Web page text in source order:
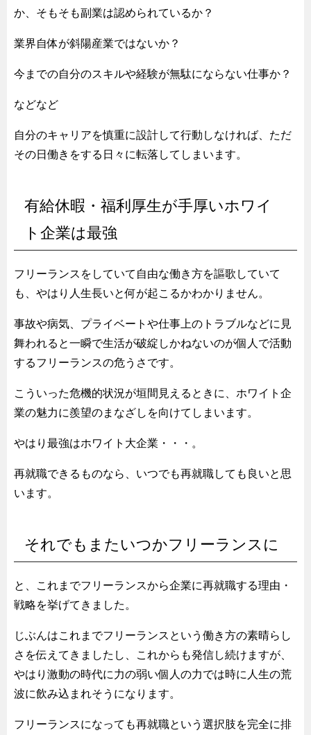
か、そもそも副業は認められているか？
業界自体が斜陽産業ではないか？
今までの自分のスキルや経験が無駄にならない仕事か？
などなど
自分のキャリアを慎重に設計して行動しなければ、ただ
その日働きをする日々に転落してしまいます。
有給休暇・福利厚生が手厚いホワイ
ト企業は最強
フリーランスをしていて自由な働き方を謳歌していて
も、やはり人生長いと何が起こるかわかりません。
事故や病気、プライベートや仕事上のトラブルなどに見
舞われると一瞬で生活が破綻しかねないのが個人で活動
するフリーランスの危うさです。
こういった危機的状況が垣間見えるときに、ホワイト企
業の魅力に羨望のまなざしを向けてしまいます。
やはり最強はホワイト大企業・・・。
再就職できるものなら、いつでも再就職しても良いと思
います。
それでもまたいつかフリーランスに
と、これまでフリーランスから企業に再就職する理由・
戦略を挙げてきました。
じぶんはこれまでフリーランスという働き方の素晴らし
さを伝えてきましたし、これからも発信し続けますが、
やはり激動の時代に力の弱い個人の力では時に人生の荒
波に飲み込まれそうになります。
フリーランスになっても再就職という選択肢を完全に排